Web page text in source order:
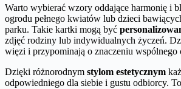
Warto wybierać wzory oddające harmonię i
ogrodu pełnego kwiatów lub dzieci
parku. Takie kartki mogą być
zdjęć rodziny lub indywidualnych życzeń.
więzi i przypominają o znaczeniu wspólnego
Dzięki różnorodnym stylom estetycznym
odpowiedniego dla siebie i gustu odbiorcy.